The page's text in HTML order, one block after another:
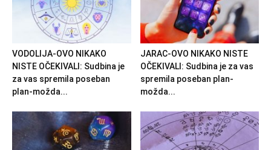
VODOLIJA-OVO NIKAKO
NISTE OČEKIVALI: Sudbina je
za vas spremila poseban
plan-možda...
JARAC-OVO NIKAKO NISTE
OČEKIVALI: Sudbina je za vas
spremila poseban plan-
možda...